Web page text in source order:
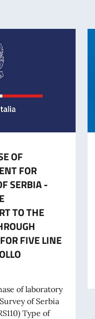
PRIVATO
OF
FOR
SERBIA -
TO THE
FIVE LINE
of laboratory
of Serbia
Type of